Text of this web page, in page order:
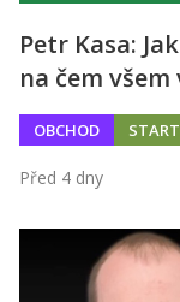
Petr Kasa:
na čem
OBCHOD
Před 4 dny